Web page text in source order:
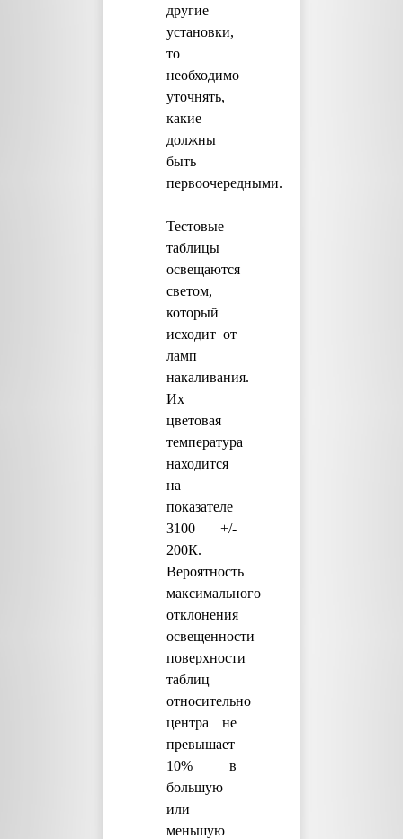
другие
установки,
то
необходимо
уточнять,
какие
должны
быть
первоочередными.
Тестовые
таблицы
освещаются
светом,
который
исходит от
ламп
накаливания.
Их
цветовая
температура
находится
на
показателе
3100 +/-
200К.
Вероятность
максимального
отклонения
освещенности
поверхности
таблиц
относительно
центра не
превышает
10% в
большую
или
меньшую